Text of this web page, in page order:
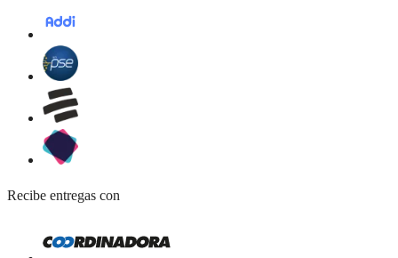
Recibe entregas con